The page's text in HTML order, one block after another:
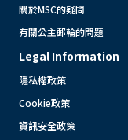
關於MSC的疑問
有關公主郵輪的問題
Legal Information
隱私權政策
Cookie政策
資訊安全政策